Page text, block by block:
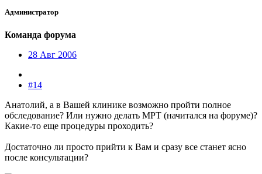
Администратор
Команда форума
28 Авг 2006
#14
Анатолий, а в Вашей клинике возможно пройти полное
обследование? Или нужно делать МРТ (начитался на форуме)?
Какие-то еще процедуры проходить?
Достаточно ли просто прийти к Вам и сразу все станет ясно
после консультации?